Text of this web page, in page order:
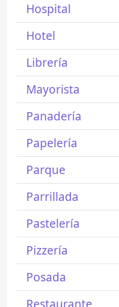
Hospital
Hotel
Librería
Mayorista
Panadería
Papelería
Parque
Parrillada
Pastelería
Pizzería
Posada